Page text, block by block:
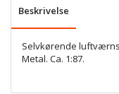
Beskrivelse
Selvkørende
Metal. Ca. 1:87.